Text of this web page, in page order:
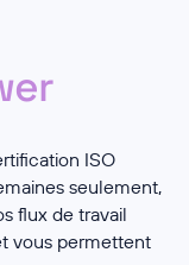
ISO
seulement,
flux de travail
vous permettent